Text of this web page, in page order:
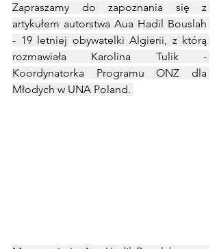
Zapraszamy do zapoznania się z
artykułem autorstwa Aua Hadil Bouslah
- 19 letniej obywatelki Algierii, z którą
rozmawiała Karolina Tulik -
Koordynatorka Programu ONZ dla
Młodych w UNA Poland.